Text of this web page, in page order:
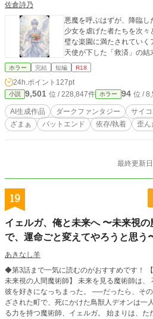
佐倉詩乃
悪魔を呼ぶはずが、降臨し
少女を虐げた者たちを次
璧な楽園に満たされていく
天使が下した「救済」の
ホラー 完結 短編 R18
24h.ポイント 127pt
小説 9,501 位 / 228,847件 ホラー 94 位 /
AI生成作品 ダークファンタジー サイ
ざまぁ
バットエンド 依存/執着 歪ん
最終更新
19
イェルガ、俺と未来へ 〜未来視
で、運命ごと変えてやろうと思う
あきなし羊
◆第3話まで一気に読むのがおすすめです！
未来視の人間魔術師】 未来を見る魔術師は、 不幸な未来を恐れている。 そんな
彼を好きになっちまった。 ──だったら、その未
ざされた町で、死にかけた鳥獣人デオンは一人の魔
る力を持つ魔術師、イェルガ。 始まりは、ただの利害の一致だった。 けれど二